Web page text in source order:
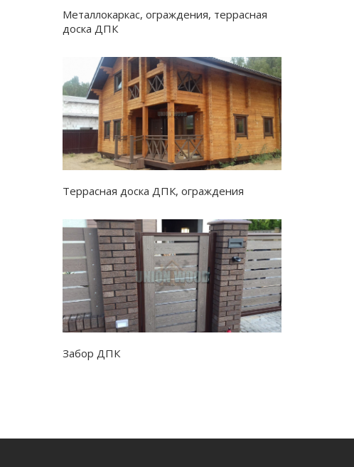
Металлокаркас, ограждения, террасная
доска ДПК
Террасная доска ДПК, ограждения
Забор ДПК